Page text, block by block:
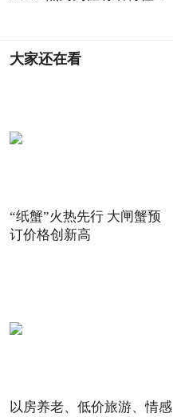
大家还在看
“纸蟹”火热先行 大闸蟹预
订价格创新高
以房养老、低价旅游、情感